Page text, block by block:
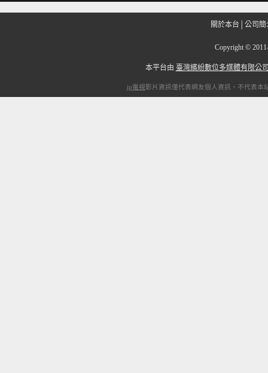
關於本台 公司簡
Copyright ©
本平台由 臺灣繽紛數位多媒體有限公
ip電視影片資訊僅代表網友個人資訊，不代表本